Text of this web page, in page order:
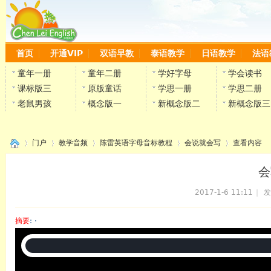
首页 开通VIP 双语早教 泰语教学 日语教学 法语
童年一册 童年二册 学好字母
学会读书
课标版三
原版童话 学思一册
学思二册
老鼠男孩
概念版一 新概念版二 新概念版三
陈雷
门户 教学音频 陈雷英语字母音标教程 会说就会写
›
查看内容
2017-1-6 11:11
摘要: ·